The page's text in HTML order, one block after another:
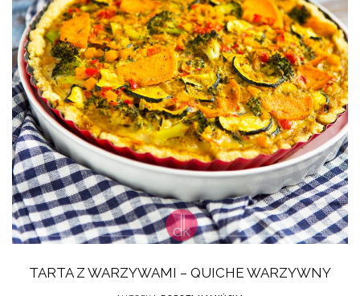
TARTA Z WARZYWAMI – QUICHE WARZYWNY